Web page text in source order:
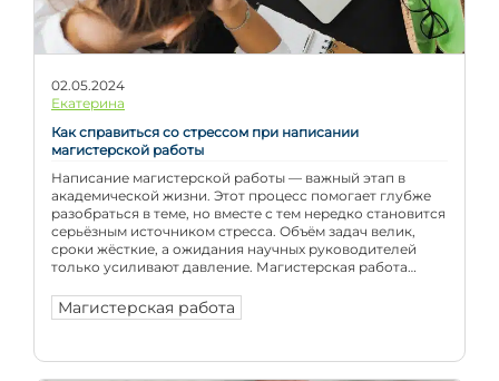
02.05.2024
Екатерина
Как справиться со стрессом при написании
магистерской работы
Написание магистерской работы — важный этап в
академической жизни. Этот процесс помогает глубже
разобраться в теме, но вместе с тем нередко становится
серьёзным источником стресса. Объём задач велик,
сроки жёсткие, а ожидания научных руководителей
только усиливают давление. Магистерская работа
исследовательской работы, но и умения
организовывать своё время, сохранять концентрацию
Магистерская работа